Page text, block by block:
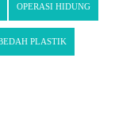
OPERASI HIDUNG
PLASTIK